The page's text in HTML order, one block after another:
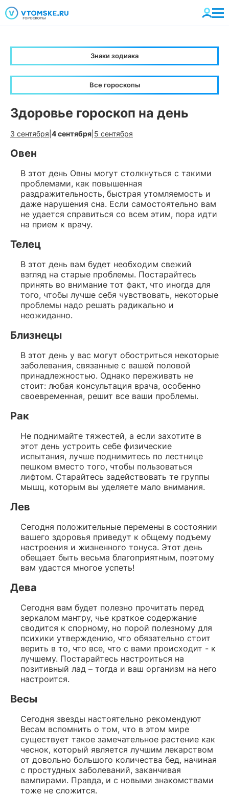
Знаки зодиака
Здоровье гороскоп на день
3 сентября 4 сентября 5 сентября
Овен
В этот день Овны могут столкнуться с такими
проблемами, как повышенная
раздражительность, быстрая утомляемость и
даже нарушения сна. Если самостоятельно вам
не удается справиться со всем этим, пора идти
на прием к врачу.
Телец
В этот день вам будет необходим свежий
взгляд на старые проблемы. Постарайтесь
принять во внимание тот факт, что иногда для
того, чтобы лучше себя чувствовать, некоторые
проблемы надо решать радикально и
неожиданно.
Близнецы
В этот день у вас могут обостриться некоторые
заболевания, связанные с вашей половой
принадлежностью. Однако переживать не
стоит: любая консультация врача, особенно
своевременная, решит все ваши проблемы.
Рак
Не поднимайте тяжестей, а если захотите в
этот день устроить себе физические
испытания, лучше поднимитесь по лестнице
пешком вместо того, чтобы пользоваться
лифтом. Старайтесь задействовать те группы
мышц, которым вы уделяете мало внимания.
Лев
Сегодня положительные перемены в состоянии
вашего здоровья приведут к общему подъему
настроения и жизненного тонуса. Этот день
обещает быть весьма благоприятным, поэтому
вам удастся многое успеть!
Дева
Сегодня вам будет полезно прочитать перед
зеркалом мантру, чье краткое содержание
сводится к спорному, но порой полезному для
психики утверждению, что обязательно стоит
верить в то, что все, что с вами происходит - к
лучшему. Постарайтесь настроиться на
позитивный лад – тогда и ваш организм на него
настроится.
Весы
Сегодня звезды настоятельно рекомендуют
Весам вспомнить о том, что в этом мире
существует такое замечательное растение как
чеснок, который является лучшим лекарством
от довольно большого количества бед, начиная
с простудных заболеваний, заканчивая
вампирами. Правда, и с новыми знакомствами
тоже не сложится.
Все гороскопы